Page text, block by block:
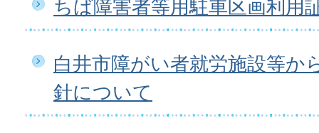
ちば障害者等用駐車区画利用
白井市障がい者就労施設等か
針について